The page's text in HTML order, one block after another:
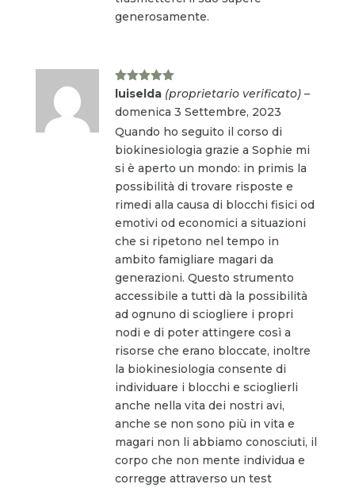
generosamente.
Valutato5
luiselda (proprietario verificato) –
domenica 3 Settembre, 2023
Quando ho seguito il corso di
biokinesiologia grazie a Sophie mi
si è aperto un mondo: in primis la
possibilità di trovare risposte e
rimedi alla causa di blocchi fisici od
emotivi od economici a situazioni
che si ripetono nel tempo in
ambito famigliare magari da
generazioni. Questo strumento
accessibile a tutti dà la possibilità
ad ognuno di sciogliere i propri
nodi e di poter attingere così a
risorse che erano bloccate, inoltre
la biokinesiologia consente di
individuare i blocchi e scioglierli
anche nella vita dei nostri avi,
anche se non sono più in vita e
magari non li abbiamo conosciuti, il
corpo che non mente individua e
corregge attraverso un test